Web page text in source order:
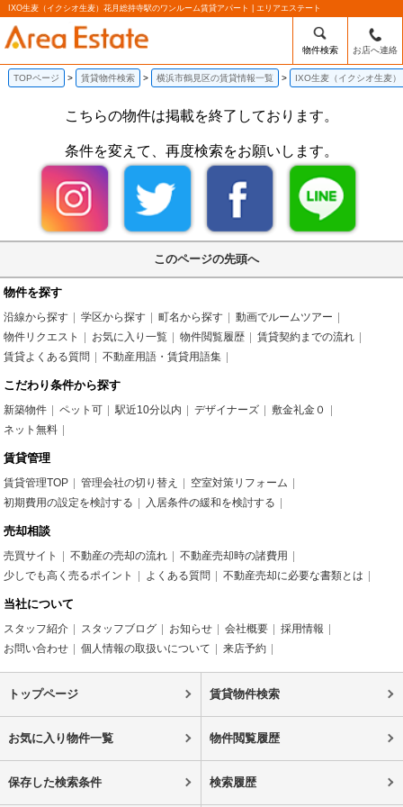
IXO生麦（イクシオ生麦）花月総持寺駅のワンルーム賃貸アパート | エリアエステート
物件検索 お店へ連絡
TOPページ 賃貸物件検索 横浜市鶴見区の賃貸情報一覧 IXO生麦（イクシオ生麦
こちらの物件は掲載を終了しております。
条件を変えて、再度検索をお願いします。
このページの先頭へ
物件を探す
沿線から探す 学区から探す 町名から探す
動画でルームツアー
物件リクエスト
お気に入り一覧 物件閲覧履歴
賃貸契約までの流れ
賃貸よくある質問
不動産用語・賃貸用語集
こだわり条件から探す
新築物件 ペット可 駅近10分以内 デザイナーズ
敷金礼金０
ネット無料
賃貸管理
賃貸管理TOP 管理会社の切り替え
空室対策リフォーム
初期費用の設定を検討する
入居条件の緩和を検討する
売却相談
売買サイト 不動産の売却の流れ
不動産売却時の諸費用
少しでも高く売るポイント
よくある質問 不動産売却に必要な書類とは
当社について
スタッフ紹介 スタッフブログ お知らせ 会社概要
採用情報
お問い合わせ
個人情報の取扱いについて 来店予約
トップページ 賃貸物件検索
お気に入り物件一覧 物件閲覧履歴
保存した検索条件 検索履歴